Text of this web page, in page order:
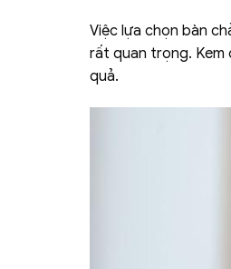
Việc lựa chọn bàn
rất quan trọng. Kem
quả.